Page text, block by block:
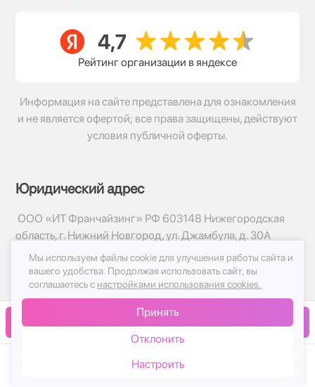
В корзину
Рейтинг организации в яндексе
Информация на сайте представлена для ознакомления
и не является офертой; все права защищены, действуют
условия публичной оферты.
Юридический адрес
ООО «ИТ Франчайзинг» РФ 603148 Нижегородская
область, г. Нижний Новгород, ул. Джамбула, д. 30А
© 2017-2026г, База Цветов 24.ру
Политика конфиденциальности
Публичная оферта
Мы используем файлы cookie для улучшения работы сайта и
вашего удобства. Продолжая использовать сайт, вы
соглашаетесь с настройками использования cookies.
Принять
Отклонить
Настроить